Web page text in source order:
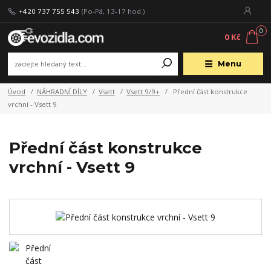
Menu
+420 737 755 543 (Po-Pá, 13-17 hod.)
0
0 Kč
Úvod NÁHRADNÍ DÍLY Vsett Vsett 9/9+
Přední část konstrukce
vrchní - Vsett 9
Přední část konstrukce
vrchní - Vsett 9